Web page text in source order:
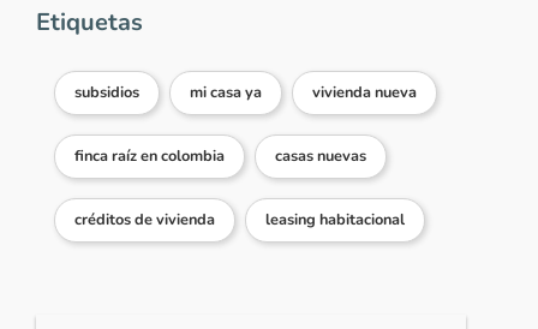
Etiquetas
subsidios mi casa ya vivienda nueva
finca raíz en colombia casas nuevas
créditos de vivienda leasing habitacional